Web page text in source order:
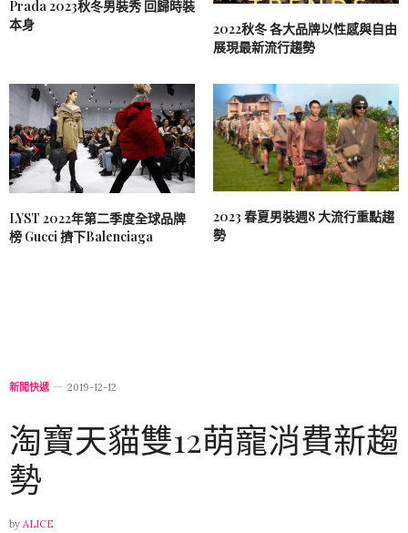
Prada 2023秋冬男裝秀 回歸時裝
本身
2022秋冬 各大品牌以性感與自由
展現最新流行趨勢
LYST 2022年第二季度全球品牌
榜 Gucci 擠下Balenciaga
2023 春夏男裝週8 大流行重點趨
勢
新聞快遞 2019-12-12
淘寶天貓雙12萌寵消費新趨
勢
by ALICE